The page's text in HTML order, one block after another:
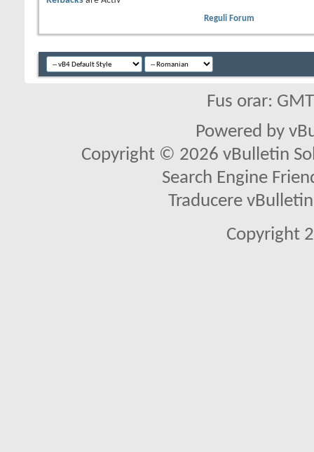
Reguli Forum
Fus orar:
Powered by
Copyright © 2026 vBulletin
Search Engine
Traducere
Copyright